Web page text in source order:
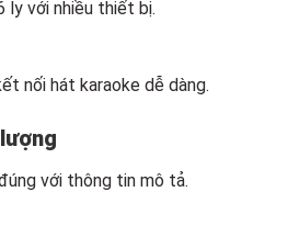
ly với nhiều thiết bị.
nối hát karaoke dễ dàng.
với thông tin mô tả.